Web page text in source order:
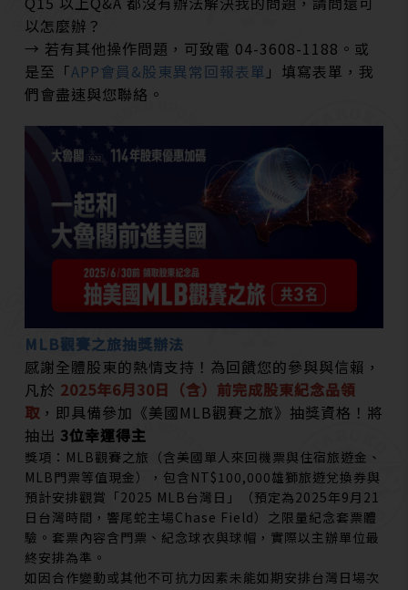
以怎麼辦？
→ 若有其他操作問題，可致電 04-3608-1188。或
是至「APP會員&股東異常回報表單 」填寫表單，我
們會盡速與您聯絡。
MLB觀賽之旅抽獎辦法
感謝全體股東的熱情支持！為回饋您的參與與信賴，
凡於 2025年6月30日（含）前完成股東紀念品領
取 ，即具備參加《美國MLB觀賽之旅》抽獎資格！將
抽出 3位幸運得主
獎項：MLB觀賽之旅（含美國單人來回機票與住宿旅遊金、
MLB門票等值現金），包含NT$100,000雄獅旅遊兌換券與
預計安排觀賞「2025 MLB台灣日」（預定為2025年9月21
日台灣時間，響尾蛇主場Chase Field）之限量紀念套票體
驗。套票內容含門票、紀念球衣與球帽，實際以主辦單位最
終安排為準。
如因合作變動或其他不可抗力因素未能如期安排台灣日場次